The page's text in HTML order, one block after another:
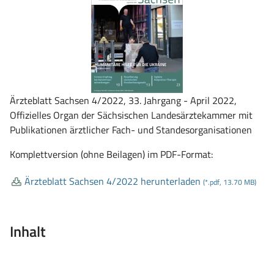
Ärzteblatt Sachsen 4/2022, 33. Jahrgang - April 2022,
Offizielles Organ der Sächsischen Landesärztekammer mit
Publikationen ärztlicher Fach- und Standesorganisationen
Komplettversion (ohne Beilagen) im PDF-Format:
Ärzteblatt Sachsen 4/2022 herunterladen (*.pdf, 13.70 MB)
Inhalt